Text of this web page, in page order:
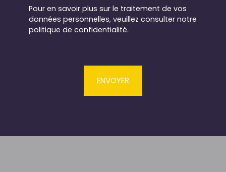
Pour en savoir plus sur le traitement de vos
données personnelles, veuillez consulter notre
politique de confidentialité.
ENVOYER